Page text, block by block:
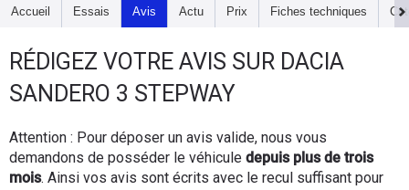
Essais
d'achat
Accueil Essais Avis Actu Prix Fiches techniques
RÉDIGEZ VOTRE AVIS SUR DACIA
SANDERO 3 STEPWAY
Attention : Pour déposer un avis valide, nous vous
demandons de posséder le véhicule depuis plus de trois
mois. Ainsi vos avis sont écrits avec le recul suffisant pour